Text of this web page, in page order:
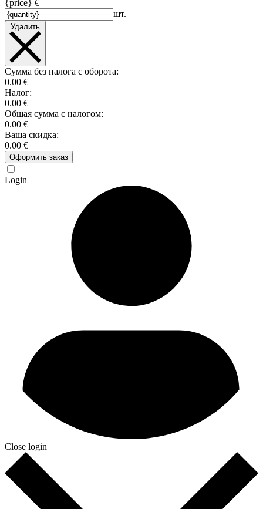
{price} €
шт.
Удалить
Сумма без налога с оборота:
0.00 €
Налог:
0.00 €
Общая сумма с налогом:
0.00 €
Ваша скидка:
0.00 €
Оформить заказ
Login
Close login